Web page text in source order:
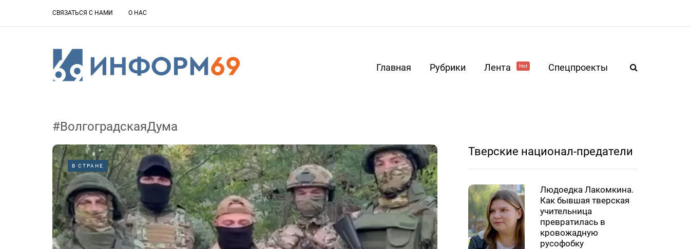
СВЯЗАТЬСЯ С НАМИ О НАС
Главная Рубрики Лента Hot Спецпроекты
#ВолгоградскаяДума
В СТРАНЕ
Тверские национал-предатели
Людоедка Лакомкина.
Как бывшая тверская
учительница
превратилась в
кровожадную
русофобку